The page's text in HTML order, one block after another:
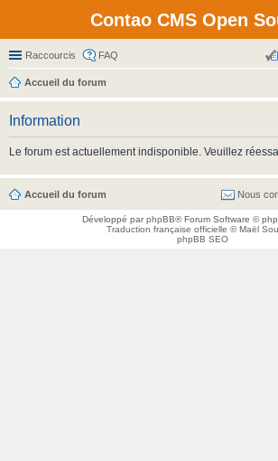
Contao CMS Open
Raccourcis FAQ
Accueil du forum
Information
Le forum est actuellement indisponible. Veuillez
Accueil du forum Nous
Développé parphpBB® Forum Software ©
Traduction française officielle ©Maël
phpBB SEO